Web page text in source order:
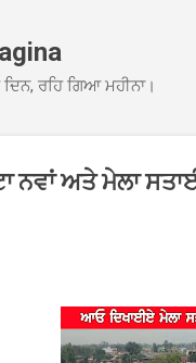
ਰਹਿ ਗਿਆ ਮਹੀਨਾ।
ਨਵਾਂ ਅਤੇ ਮੇਲਾ